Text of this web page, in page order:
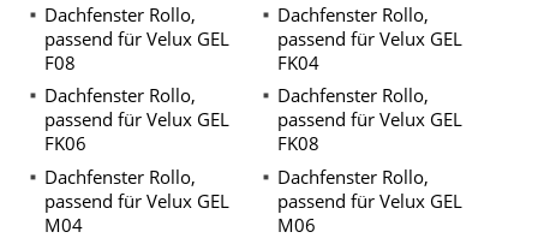
Dachfenster Rollo,
passend für Velux GEL
F08
Dachfenster Rollo,
passend für Velux GEL
FK04
Dachfenster Rollo,
passend für Velux GEL
FK06
Dachfenster Rollo,
passend für Velux GEL
FK08
Dachfenster Rollo,
passend für Velux GEL
M04
Dachfenster Rollo,
passend für Velux GEL
M06